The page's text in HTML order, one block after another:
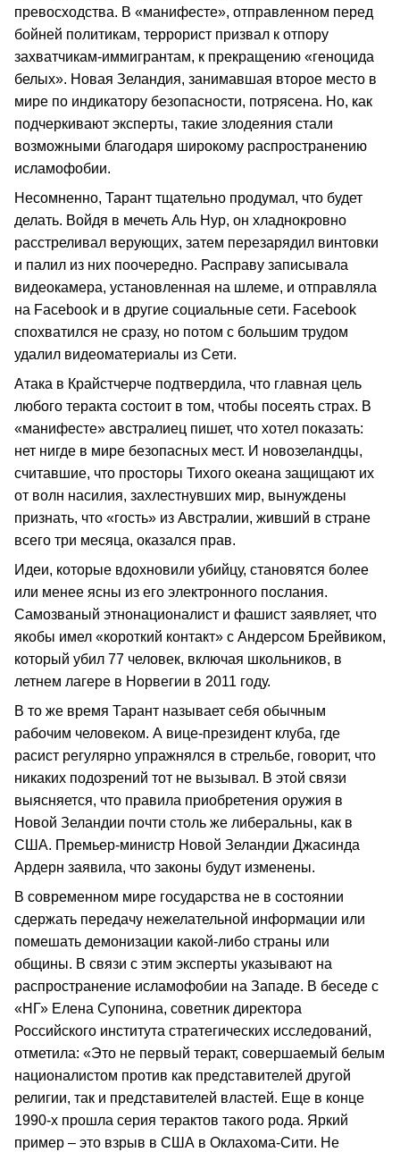
превосходства. В «манифесте», отправленном перед
бойней политикам, террорист призвал к отпору
захватчикам-иммигрантам, к прекращению «геноцида
белых». Новая Зеландия, занимавшая второе место в
мире по индикатору безопасности, потрясена. Но, как
подчеркивают эксперты, такие злодеяния стали
возможными благодаря широкому распространению
исламофобии.
Несомненно, Тарант тщательно продумал, что будет
делать. Войдя в мечеть Аль Нур, он хладнокровно
расстреливал верующих, затем перезарядил винтовки
и палил из них поочередно. Расправу записывала
видеокамера, установленная на шлеме, и отправляла
на Facebook и в другие социальные сети. Facebook
спохватился не сразу, но потом с большим трудом
удалил видеоматериалы из Сети.
Атака в Крайстчерче подтвердила, что главная цель
любого теракта состоит в том, чтобы посеять страх. В
«манифесте» австралиец пишет, что хотел показать:
нет нигде в мире безопасных мест. И новозеландцы,
считавшие, что просторы Тихого океана защищают их
от волн насилия, захлестнувших мир, вынуждены
признать, что «гость» из Австралии, живший в стране
всего три месяца, оказался прав.
Идеи, которые вдохновили убийцу, становятся более
или менее ясны из его электронного послания.
Самозваный этнонационалист и фашист заявляет, что
якобы имел «короткий контакт» с Андерсом Брейвиком,
который убил 77 человек, включая школьников, в
летнем лагере в Норвегии в 2011 году.
В то же время Тарант называет себя обычным
рабочим человеком. А вице-президент клуба, где
расист регулярно упражнялся в стрельбе, говорит, что
никаких подозрений тот не вызывал. В этой связи
выясняется, что правила приобретения оружия в
Новой Зеландии почти столь же либеральны, как в
США. Премьер-министр Новой Зеландии Джасинда
Ардерн заявила, что законы будут изменены.
В современном мире государства не в состоянии
сдержать передачу нежелательной информации или
помешать демонизации какой-либо страны или
общины. В связи с этим эксперты указывают на
распространение исламофобии на Западе. В беседе с
«НГ» Елена Супонина, советник директора
Российского института стратегических исследований,
отметила: «Это не первый теракт, совершаемый белым
националистом против как представителей другой
религии, так и представителей властей. Еще в конце
1990-х прошла серия терактов такого рода. Яркий
пример – это взрыв в США в Оклахома-Сити. Не